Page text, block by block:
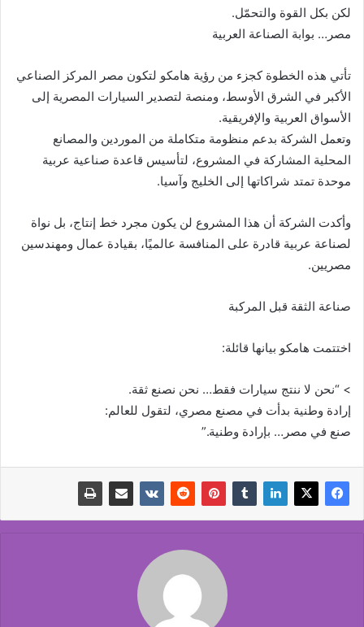
لكن بكل القوة والتحمّل.
مصر… بوابة الصناعة العربية
تأتي هذه الخطوة كجزء من رؤية هامكو لتكون مصر المركز الصناعي
الأكبر في الشرق الأوسط، ومنصة لتصدير السيارات المصرية إلى
الأسواق العربية والإفريقية.
وتعمل الشركة بدعم منظومة متكاملة من الموردين والمصانع
المحلية المشاركة في المشروع، لتأسيس قاعدة صناعية عربية
موحدة تمتد شراكاتها إلى الخليج وآسيا.
وأكدت الشركة أن هذا المشروع لن يكون مجرد خط إنتاج، بل نواة
لصناعة عربية قادرة على المنافسة عالميًا، بقيادة عمال ومهندسين
مصريين.
صناعة الثقة قبل المركبة
اختتمت هامكو بيانها قائلة:
> “نحن لا ننتج سيارات فقط… نحن نصنع ثقة.
إرادة وطنية بدأت في مصنع مصري، لتقول للعالم:
صنع في مصر… بإرادة وطنية.”